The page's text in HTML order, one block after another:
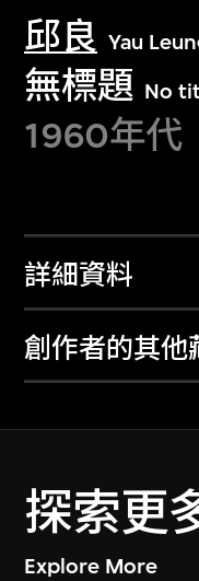
邱良 Yau
無標題 No
1960年代
詳細資料
創作者的其他
探索更
Explore More
關於M+藏品
探索世界頂級
文化藏品。